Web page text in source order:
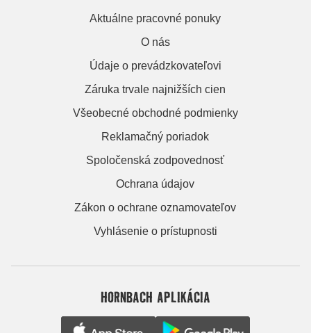
Aktuálne pracovné ponuky
O nás
Údaje o prevádzkovateľovi
Záruka trvale najnižších cien
Všeobecné obchodné podmienky
Reklamačný poriadok
Spoločenská zodpovednosť
Ochrana údajov
Zákon o ochrane oznamovateľov
Vyhlásenie o prístupnosti
HORNBACH APLIKÁCIA